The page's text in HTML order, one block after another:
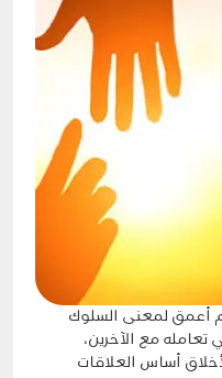
أعمق لمعنى السلوك
تعامله مع الآخرين،
أساس العلاقات